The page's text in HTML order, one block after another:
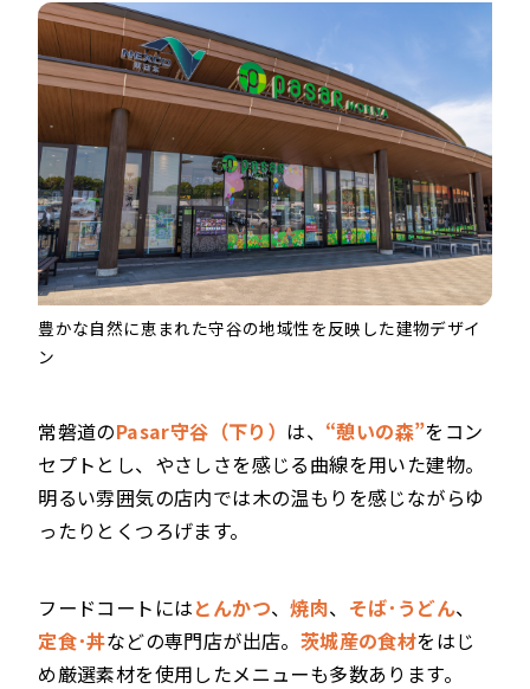
豊かな自然に恵まれた守谷の地域性を反映した建物デザイ
ン
常磐道のPasar守谷（下り） は、 “憩いの森”をコン
セプトとし、やさしさを感じる曲線を用いた建物。
明るい雰囲気の店内では木の温もりを感じながらゆ
ったりとくつろげます。
フードコートにはとんかつ、焼肉、 そば･うどん、
定食･丼などの専門店が出店。 茨城産の食材をはじ
め厳選素材を使用したメニューも多数あります。